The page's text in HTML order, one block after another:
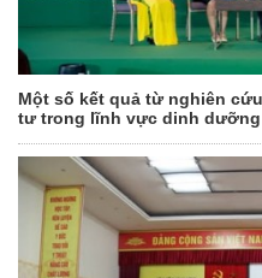
Một số kết quả từ nghiên
tư trong lĩnh vực dinh dưỡng